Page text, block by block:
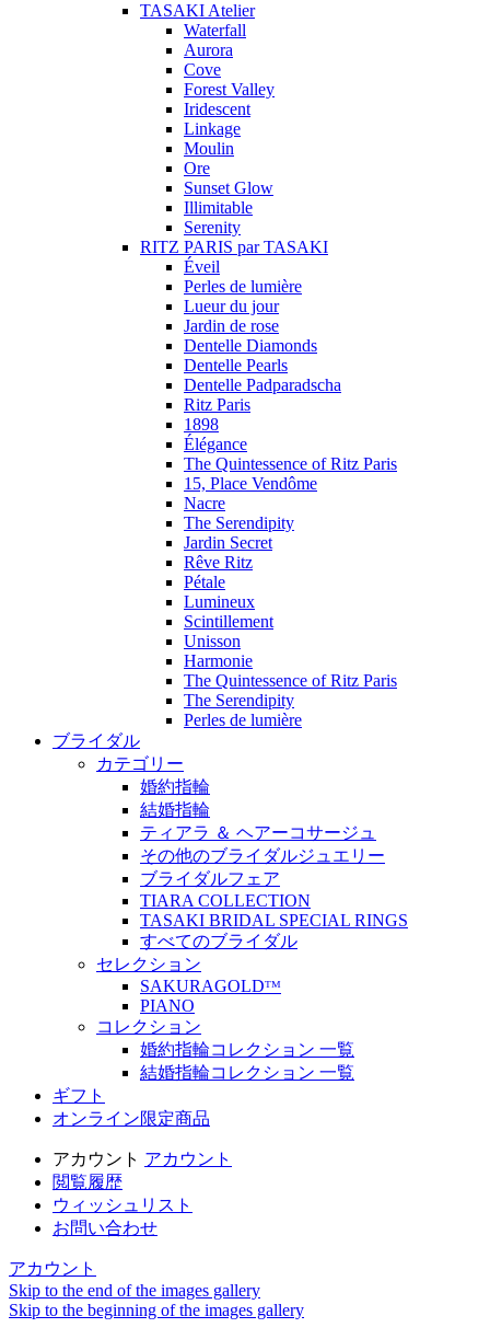
TASAKI Atelier
Waterfall
Aurora
Cove
Forest Valley
Iridescent
Linkage
Moulin
Ore
Sunset Glow
Illimitable
Serenity
RITZ PARIS par TASAKI
Éveil
Perles de lumière
Lueur du jour
Jardin de rose
Dentelle Diamonds
Dentelle Pearls
Dentelle Padparadscha
Ritz Paris
1898
Élégance
The Quintessence of Ritz Paris
15, Place Vendôme
Nacre
The Serendipity
Jardin Secret
Rêve Ritz
Pétale
Lumineux
Scintillement
Unisson
Harmonie
The Quintessence of Ritz Paris
The Serendipity
Perles de lumière
ブライダル
カテゴリー
婚約指輪
結婚指輪
ティアラ ＆ ヘアーコサージュ
その他のブライダルジュエリー
ブライダルフェア
TIARA COLLECTION
TASAKI BRIDAL SPECIAL RINGS
すべてのブライダル
セレクション
SAKURAGOLDᵀᴹ
PIANO
コレクション
婚約指輪コレクション 一覧
結婚指輪コレクション 一覧
ギフト
オンライン限定商品
アカウント アカウント
閲覧履歴
ウィッシュリスト
お問い合わせ
アカウント
Skip to the end of the images gallery
Skip to the beginning of the images gallery